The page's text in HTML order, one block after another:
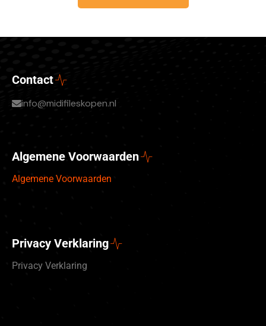
Contact
info@midifileskopen.nl
Algemene Voorwaarden
Algemene Voorwaarden
Privacy Verklaring
Privacy Verklaring